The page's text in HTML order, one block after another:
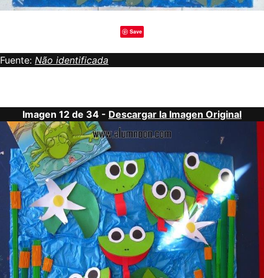
Save
Fuente: Não identificada
Imagen 12 de 34 - Descargar la Imagen Original